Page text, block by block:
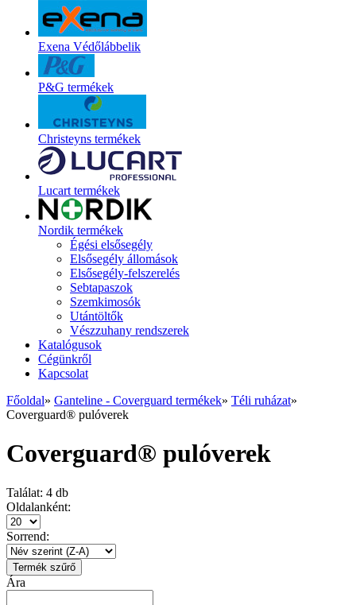
Exena Védőlábbelik
P&G termékek
Christeyns termékek
Lucart termékek
Nordik termékek
Égési elsősegély
Elsősegély állomások
Elsősegély-felszerelés
Sebtapaszok
Szemkimosók
Utántöltők
Vészzuhany rendszerek
Katalógusok
Cégünkről
Kapcsolat
Főoldal» Ganteline - Coverguard termékek» Téli ruházat»
Coverguard® pulóverek
Coverguard® pulóverek
Találat: 4 db
Oldalanként:
Sorrend:
Termék szűrő
Ára